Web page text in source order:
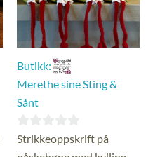
Butikk:
Merethe sine Sting &
Sånt
0
ut
Strikkeoppskrift på